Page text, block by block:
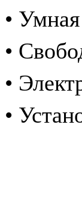
•
•
•
• Ус